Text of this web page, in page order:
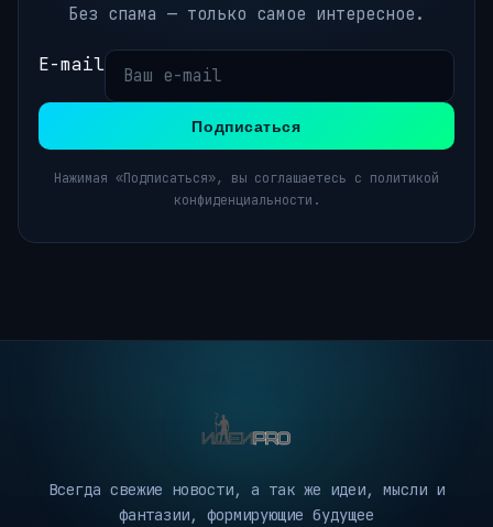
Без спама — только самое интересное.
E-mail
Подписаться
Нажимая «Подписаться», вы соглашаетесь с политикой
конфиденциальности.
Всегда свежие новости, а так же идеи, мысли и
фантазии, формирующие будущее